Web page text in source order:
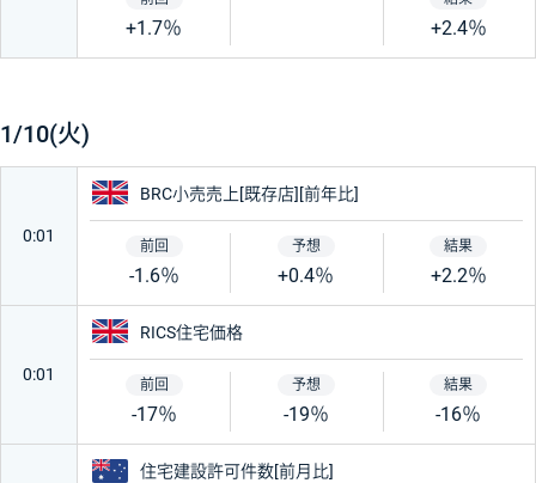
+1.7％ +2.4％
1/10(火)
0:01
イギリス
BRC小売売上[既存店][前年比]
-1.6％ +0.4％ +2.2％
0:01
イギリス
RICS住宅価格
-17％ -19％ -16％
オーストラリア
住宅建設許可件数[前月比]